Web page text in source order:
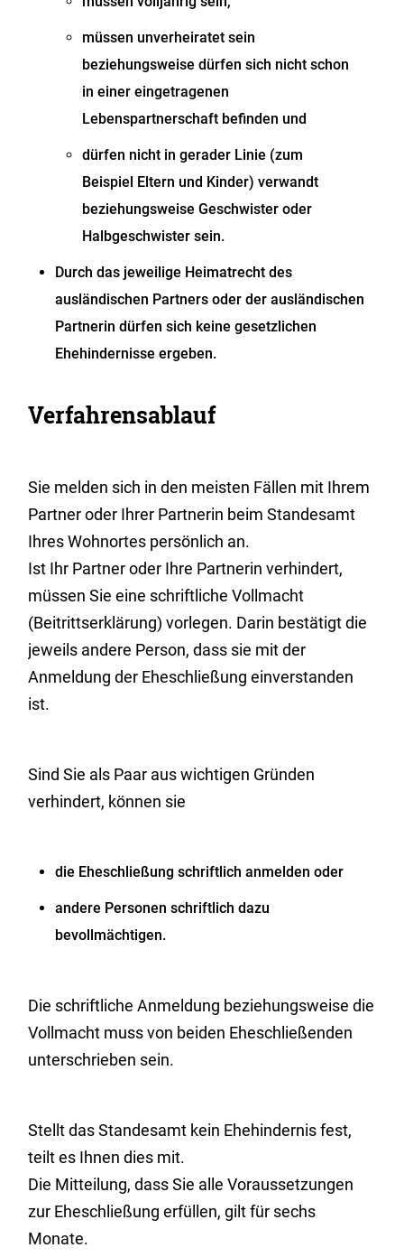
müssen unverheiratet sein
beziehungsweise dürfen sich nicht schon
in einer eingetragenen
Lebenspartnerschaft befinden und
dürfen nicht in gerader Linie (zum
Beispiel Eltern und Kinder) verwandt
beziehungsweise Geschwister oder
Halbgeschwister sein.
Durch das jeweilige Heimatrecht des
ausländischen Partners oder der ausländischen
Partnerin dürfen sich keine gesetzlichen
Ehehindernisse ergeben.
Verfahrensablauf
Sie melden sich in den meisten Fällen mit Ihrem
Partner oder Ihrer Partnerin beim Standesamt
Ihres Wohnortes persönlich an.
Ist Ihr Partner oder Ihre Partnerin verhindert,
müssen Sie eine schriftliche Vollmacht
(Beitrittserklärung) vorlegen. Darin bestätigt die
jeweils andere Person, dass sie mit der
Anmeldung der Eheschließung einverstanden
ist.
Sind Sie als Paar aus wichtigen Gründen
verhindert, können sie
die Eheschließung schriftlich anmelden oder
andere Personen schriftlich dazu
bevollmächtigen.
Die schriftliche Anmeldung beziehungsweise die
Vollmacht muss von beiden Eheschließenden
unterschrieben sein.
Stellt das Standesamt kein Ehehindernis fest,
teilt es Ihnen dies mit.
Die Mitteilung, dass Sie alle Voraussetzungen
zur Eheschließung erfüllen, gilt für sechs
Monate.